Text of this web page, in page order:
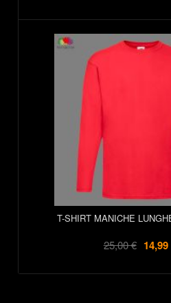
T-SHIRT MANICHE
25,00 € 14,99